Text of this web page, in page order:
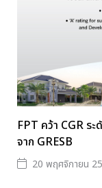
FPT คว้า CGR ร
จาก GRESB
20 พฤศจิกายน